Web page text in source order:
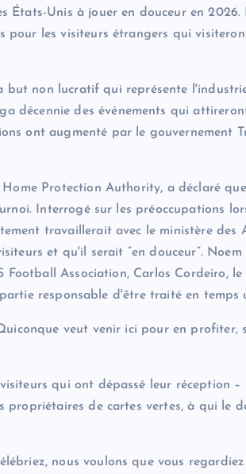
États-Unis à jouer en douceur en
les visiteurs étrangers qui
non lucratif qui représente
décennie des événements qui
ont augmenté par le gouvernement
Protection Authority, a déclaré
Interrogé sur les préoccupations
travaillerait avec le ministère des
et qu'il serait “en douceur”.
Association, Carlos Cordeiro,
responsable d'être traité en temps
veut venir ici pour en profiter,
qui ont dépassé leur réception –
propriétaires de cartes vertes, à qui le
nous voulons que vous regardiez